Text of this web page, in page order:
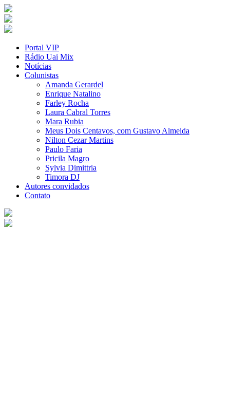
Portal VIP
Rádio Uai Mix
Notícias
Colunistas
Amanda Gerardel
Enrique Natalino
Farley Rocha
Laura Cabral Torres
Mara Rubia
Meus Dois Centavos, com Gustavo Almeida
Nilton Cezar Martins
Paulo Faria
Pricila Magro
Sylvia Dimittria
Timora DJ
Autores convidados
Contato